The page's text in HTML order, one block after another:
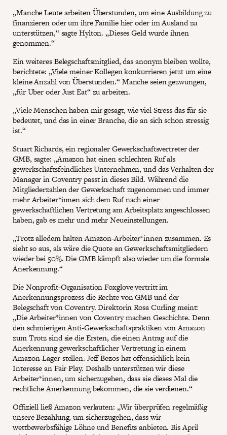
„Manche Leute arbeiten Überstunden, um eine Ausbildung zu
finanzieren oder um ihre Familie hier oder im Ausland zu
unterstützen,“ sagte Hylton. „Dieses Geld wurde ihnen
genommen.“
Ein weiteres Belegschaftsmitglied, das anonym bleiben wollte,
berichtete: „Viele meiner Kollegen konkurrieren jetzt um eine
kleine Anzahl von Überstunden.“ Manche seien gezwungen,
„für Uber oder Just Eat“ zu arbeiten.
„Viele Menschen haben mir gesagt, wie viel Stress das für sie
bedeutet, und das in einer Branche, die an sich schon stressig
ist.“
Stuart Richards, ein regionaler Gewerkschaftsvertreter der
GMB, sagte: „Amazon hat einen schlechten Ruf als
gewerkschaftsfeindliches Unternehmen, und das Verhalten der
Manager in Coventry passt in dieses Bild. Während die
Mitgliederzahlen der Gewerkschaft zugenommen und immer
mehr Arbeiter*innen sich dem Ruf nach einer
gewerkschaftlichen Vertretung am Arbeitsplatz angeschlossen
haben, gab es mehr und mehr Neueinstellungen.
„Trotz alledem halten Amazon-Arbeiter*innen zusammen. Es
sieht so aus, als wäre die Quote an Gewerkschaftsmitgliedern
wieder bei 50%. Die GMB kämpft also wieder um die formale
Anerkennung.“
Die Nonprofit-Organisation Foxglove vertritt im
Anerkennungsprozess die Rechte von GMB und der
Belegschaft von Coventry. Direktorin Rosa Curling meint:
„Die Arbeiter*innen von Coventry machen Geschichte. Denn
den schmierigen Anti-Gewerkschaftspraktiken von Amazon
zum Trotz sind sie die Ersten, die einen Antrag auf die
Anerkennung gewerkschaftlicher Vertretung in einem
Amazon-Lager stellen. Jeff Bezos hat offensichlich kein
Interesse an Fair Play. Deshalb unterstützen wir diese
Arbeiter*innen, um sicherzugehen, dass sie dieses Mal die
rechtliche Anerkennung bekommen, die sie verdienen.“
Offiziell ließ Amazon verlauten: „Wir überprüfen regelmäßig
unsere Bezahlung, um sicherzugehen, dass wir
wettbewerbsfähige Löhne und Benefits anbieten. Bis April